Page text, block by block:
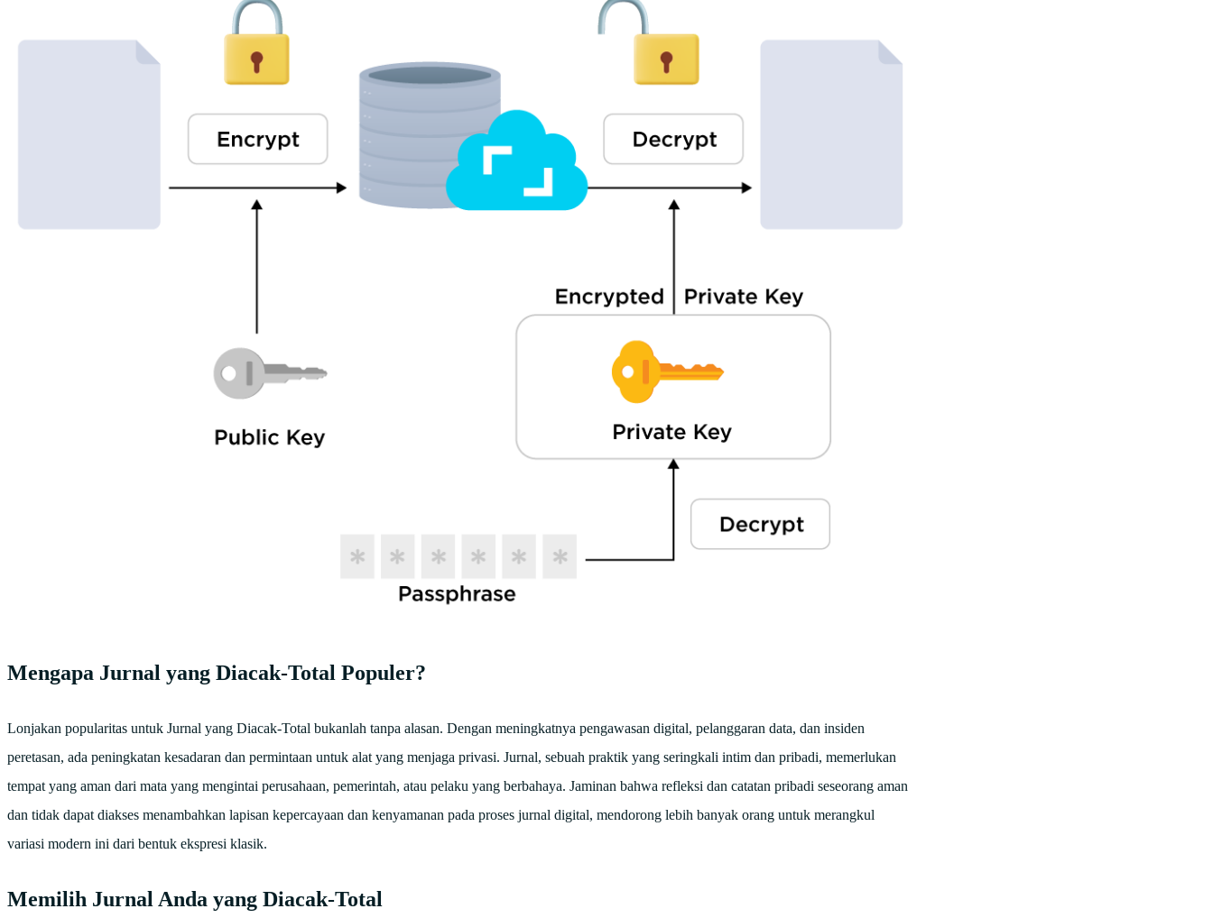
Mengapa Jurnal yang Diacak-Total Populer?
Lonjakan popularitas untuk Jurnal yang Diacak-Total bukanlah tanpa alasan. Dengan meningkatnya pengawasan digital, pelanggaran data, dan insiden
peretasan, ada peningkatan kesadaran dan permintaan untuk alat yang menjaga privasi. Jurnal, sebuah praktik yang seringkali intim dan pribadi, memerlukan
tempat yang aman dari mata yang mengintai perusahaan, pemerintah, atau pelaku yang berbahaya. Jaminan bahwa refleksi dan catatan pribadi seseorang aman
dan tidak dapat diakses menambahkan lapisan kepercayaan dan kenyamanan pada proses jurnal digital, mendorong lebih banyak orang untuk merangkul
variasi modern ini dari bentuk ekspresi klasik.
Memilih Jurnal Anda yang Diacak-Total